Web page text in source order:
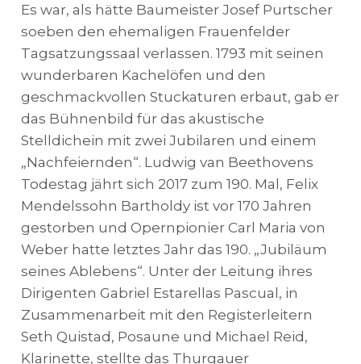
Es war, als hätte Baumeister Josef Purtscher
soeben den ehemaligen Frauenfelder
Tagsatzungssaal verlassen. 1793 mit seinen
wunderbaren Kachelöfen und den
geschmackvollen Stuckaturen erbaut, gab er
das Bühnenbild für das akustische
Stelldichein mit zwei Jubilaren und einem
„Nachfeiernden“. Ludwig van Beethovens
Todestag jährt sich 2017 zum 190. Mal, Felix
Mendelssohn Bartholdy ist vor 170 Jahren
gestorben und Opernpionier Carl Maria von
Weber hatte letztes Jahr das 190. „Jubiläum
seines Ablebens“. Unter der Leitung ihres
Dirigenten Gabriel Estarellas Pascual, in
Zusammenarbeit mit den Registerleitern
Seth Quistad, Posaune und Michael Reid,
Klarinette, stellte das Thurgauer